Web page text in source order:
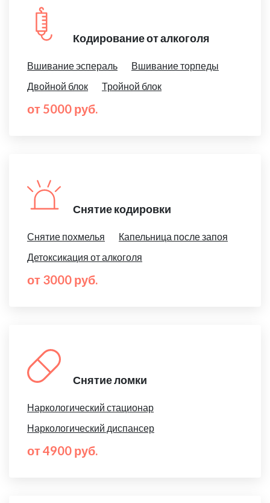
Кодирование от алкоголя
Вшивание эспераль
Вшивание торпеды
Двойной блок
Тройной блок
от 5000 руб.
Снятие кодировки
Снятие похмелья
Капельница после запоя
Детоксикация от алкоголя
от 3000 руб.
Снятие ломки
Наркологический стационар
Наркологический диспансер
от 4900 руб.